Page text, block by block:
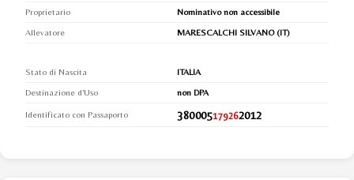
Proprietario
Nominativo non accessibile
Allevatore
MARESCALCHI SILVANO (IT)
Stato di Nascita
ITALIA
Destinazione d'Uso
non DPA
Identificato con Passaporto 380005179262012